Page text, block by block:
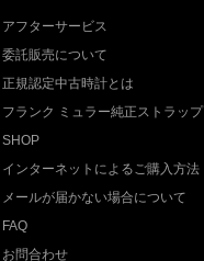
アフターサービス
委託販売について
正規認定中古時計とは
フランク ミュラー純正ストラップ
SHOP
インターネットによるご購入方法
メールが届かない場合について
FAQ
お問合わせ